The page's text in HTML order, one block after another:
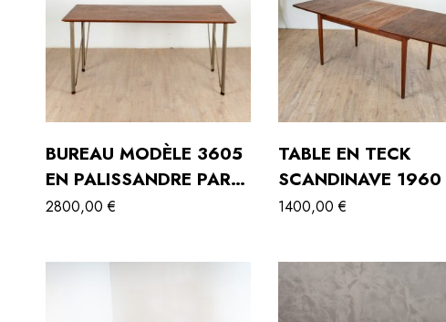
BUREAU MODÈLE 3605
EN PALISSANDRE PAR
ARNE JACOBSEN POUR
DANEMARK, 1960
2800,00€
TABLE EN TECK
SCANDINAVE 1960
1400,00€